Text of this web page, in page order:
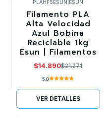
-30%
Llega el 30/08/2026
PLAHF5ESUN ESUN
Filamento PLA
Alta Velocidad
Azul Bobina
Reciclable 1kg
Esun | Filamentos
$14.890$21.271
5.0
VER DETALLES